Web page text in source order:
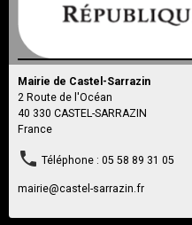
Mairie de Castel-Sarrazin
2 Route de l'Océan
40 330 CASTEL-SARRAZIN
France
Téléphone : 05 58 89 31 05
mairie@castel-sarrazin.fr